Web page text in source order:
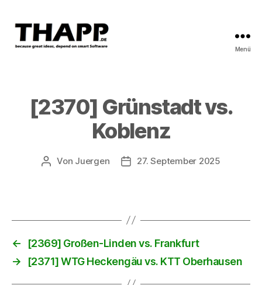
Menü
[2370] Grünstadt vs.
Koblenz
Beitragsautor
Von Juergen Beitragsdatum
27. September 2025
←
[2369] Großen-Linden vs. Frankfurt
→
[2371] WTG Heckengäu vs. KTT Oberhausen